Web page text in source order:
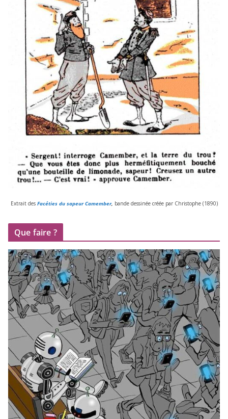
Extrait desFacéties du sapeur Camember, bande des­si­née créée par Christophe (1890)
Que faire ?